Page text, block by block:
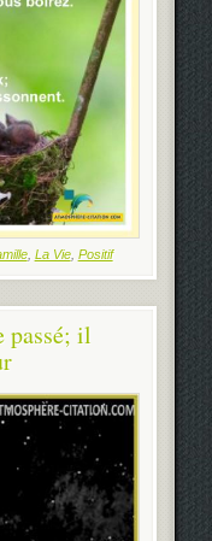
, La Vie, Positif
passé; il